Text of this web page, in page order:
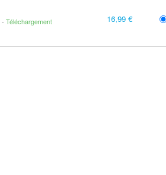
Téléchargement
16,99 €